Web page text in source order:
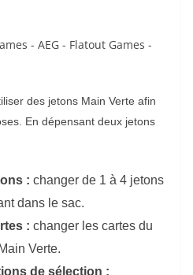
des jetons Main Verte afin
En dépensant deux jetons
: changer de 1 à 4 jetons
dans le sac.
: changer les cartes du
Verte.
de sélection :